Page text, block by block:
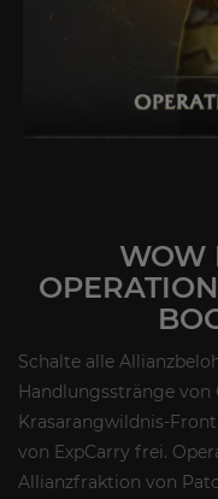
WOW
Schalte alle
Handlungsstränge von
Krasarangwildnis-
von ExpCarry frei.
Allianzfraktion von